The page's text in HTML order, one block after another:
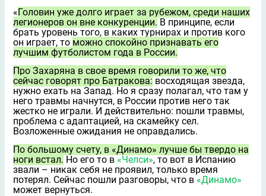
«Головин уже долго играет за рубежом, среди наших
легионеров он вне конкуренции. В принципе, если
брать уровень того, в каких турнирах и против кого
он играет, то можно спокойно признавать его
лучшим футболистом года в России.
Про Захаряна в своe время говорили то же, что
сейчас говорят про Батракова: восходящая звезда,
нужно ехать на Запад. Но я сразу полагал, что там у
него травмы начнутся, в России против него так
жeстко не играли. И действительно: пошли травмы,
проблема с адаптацией, на скамейку сел.
Возложенные ожидания не оправдались.
По большому счeту, в «Динамо» лучше бы твeрдо на
ноги встал. Но его то в «Челси», то вот в Испанию
звали – никак себя не проявил, только время
потерял. Сейчас пошли разговоры, что в «Динамо»
может вернуться.